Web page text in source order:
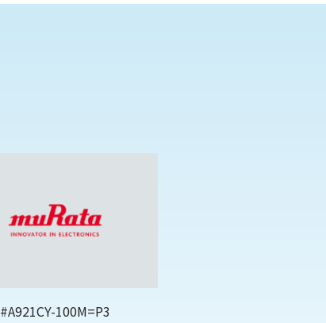
#A921CY-100M=P3